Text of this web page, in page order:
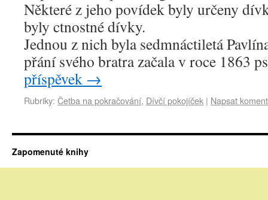
Některé z jeho povídek byly určeny
byly ctnostné dívky.
Jednou z nich byla sedmnáctiletá
přání svého bratra začala v roce 1863
příspěvek →
Rubriky: Četba na pokračování, Dívčí pokojíček | Napsat
Zapomenuté knihy